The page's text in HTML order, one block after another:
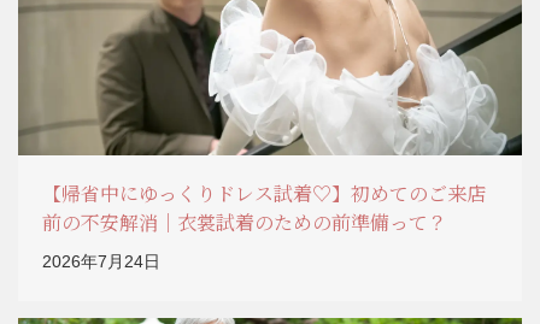
【帰省中にゆっくりドレス試着♡】初めてのご来店
前の不安解消｜衣裳試着のための前準備って？
2026年7月24日